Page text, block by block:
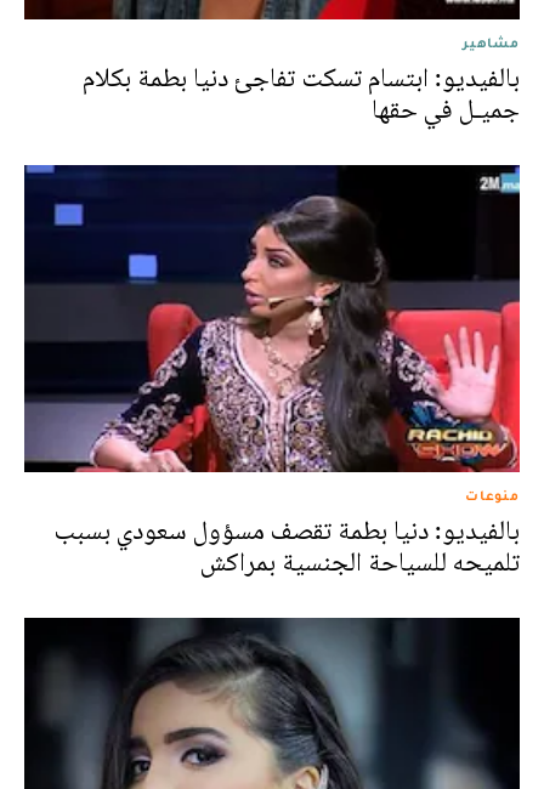
مشاهير
بالفيديو: ابتسام تسكت تفاجئ دنيا بطمة بكلام
جميـل في حقها
منوعات
بالفيديو: دنيا بطمة تقصف مسؤول سعودي بسبب
تلميحه للسياحة الجنسية بمراكش